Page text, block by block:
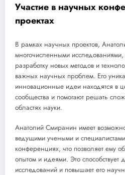
Участие в научных
проектах
В рамках научных проектов,
многочисленными
разработку новых методов и
важных научных проблем. Его
инновационные идеи находятся в
сообщества и помогают решать
областях науки.
Анатолий Смиранин имеет
ведущими учеными и
конференциях, что позволяет ему
опытом и идеями. Это
исследований и повышает его